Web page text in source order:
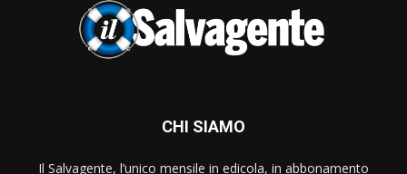
CHI SIAMO
Il Salvagente, l’unico mensile in edicola, in abbonamento